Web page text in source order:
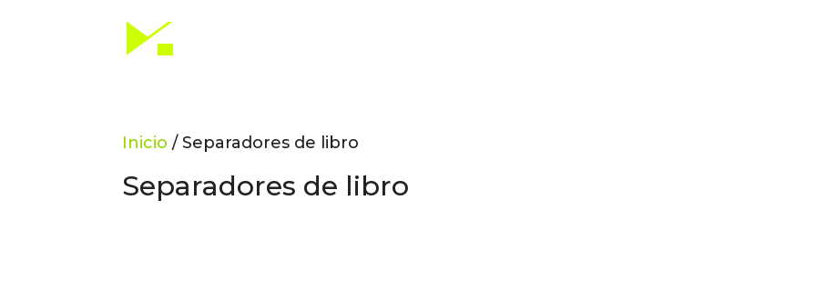
Inicio / Separadores de libro
Separadores de libro